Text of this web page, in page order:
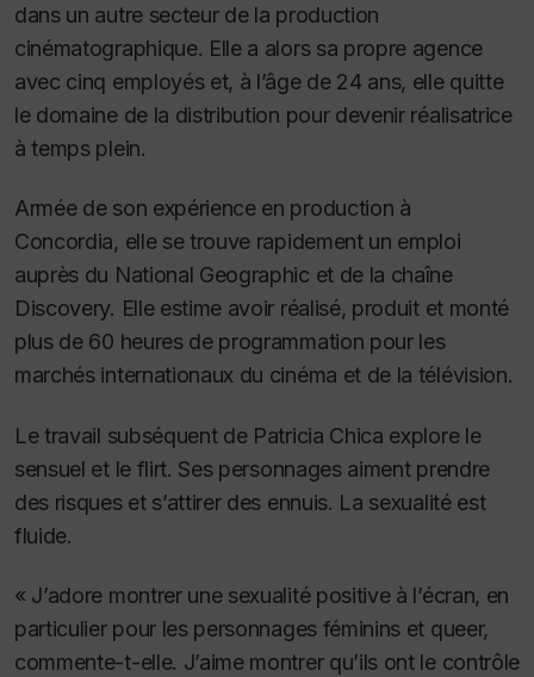
dans un autre secteur de la production
cinématographique. Elle a alors sa propre agence
avec cinq employés et, à l’âge de 24 ans, elle quitte
le domaine de la distribution pour devenir réalisatrice
à temps plein.
Armée de son expérience en production à
Concordia, elle se trouve rapidement un emploi
auprès du National Geographic et de la chaîne
Discovery. Elle estime avoir réalisé, produit et monté
plus de 60 heures de programmation pour les
marchés internationaux du cinéma et de la télévision.
Le travail subséquent de Patricia Chica explore le
sensuel et le flirt. Ses personnages aiment prendre
des risques et s’attirer des ennuis. La sexualité est
fluide.
« J’adore montrer une sexualité positive à l’écran, en
particulier pour les personnages féminins et queer,
commente-t-elle. J’aime montrer qu’ils ont le contrôle